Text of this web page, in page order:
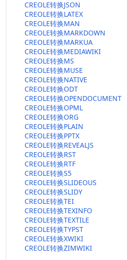
CREOLE转换JSON
CREOLE转换LATEX
CREOLE转换MAN
CREOLE转换MARKDOWN
CREOLE转换MARKUA
CREOLE转换MEDIAWIKI
CREOLE转换MS
CREOLE转换MUSE
CREOLE转换NATIVE
CREOLE转换ODT
CREOLE转换OPENDOCUMENT
CREOLE转换OPML
CREOLE转换ORG
CREOLE转换PLAIN
CREOLE转换PPTX
CREOLE转换REVEALJS
CREOLE转换RST
CREOLE转换RTF
CREOLE转换S5
CREOLE转换SLIDEOUS
CREOLE转换SLIDY
CREOLE转换TEI
CREOLE转换TEXINFO
CREOLE转换TEXTILE
CREOLE转换TYPST
CREOLE转换XWIKI
CREOLE转换ZIMWIKI